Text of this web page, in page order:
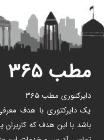
مطب ۳۶۵
دایرکتوری مطب 365
یک دایرکتوری با هدف
باشد با این هدف که کاربران